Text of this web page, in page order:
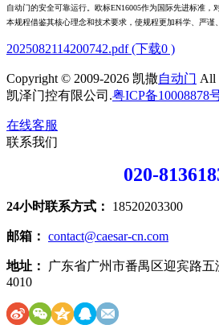
自动门的安全可靠运行。欧标EN16005作为国际先进标准，
本规程借鉴其核心理念和技术要求，使规程更加科学、严谨
2025082114200742.pdf (下载0 )
Copyright © 2009-2026 凯撒自动门 All
凯泽门控有限公司.粤ICP备10008878
在线客服
联系我们
020-
24小时联系方式： 18520203300
邮箱： contact@caesar-cn.com
地址：
广东省广州市番禺区迎宾路
4010